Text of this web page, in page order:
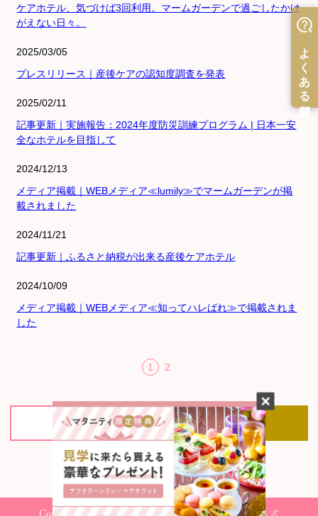
ケアホテル、気づけば3回利用。マームガーデンで過ごしたかけ
がえない日々。
2025/03/05
プレスリリース｜産後ケアの認知度調査を発表
2025/02/11
記事更新｜実施報告：2024年度防災訓練プログラム | 日本一安
全なホテルを目指して
2024/12/13
メディア掲載｜WEBメディア≪lumily≫でマームガーデンが掲
載されました
2024/11/21
記事更新｜ふるさと納税が出来る産後ケアホテル
2024/10/09
メディア掲載｜WEBメディア≪知ってハレばれ≫で掲載されま
した
1 2
TOPに戻る ご宿泊予約
Copyright 2021 Mom Garden HAYAMA 株式会社マムズ